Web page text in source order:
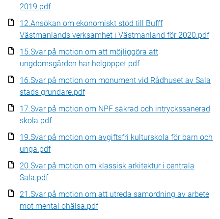
2019.pdf
12.Ansökan om ekonomiskt stöd till Bufff
Västmanlands verksamhet i Västmanland för 2020.pdf
15.Svar på motion om att möjliggöra att
ungdomsgården har helgöppet.pdf
16.Svar på motion om monument vid Rådhuset av Sala
stads grundare.pdf
17.Svar på motion om NPF säkrad och intryckssanerad
skola.pdf
19.Svar på motion om avgiftsfri kulturskola för barn och
unga.pdf
20.Svar på motion om klassisk arkitektur i centrala
Sala.pdf
21.Svar på motion om att utreda samordning av arbete
mot mental ohälsa.pdf